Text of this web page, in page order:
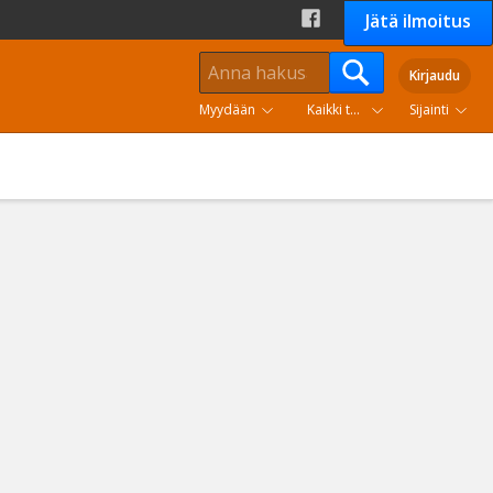
Jätä ilmoitus
Kirjaudu
Myydään
Kaikki tuoteryhmät Sijainti